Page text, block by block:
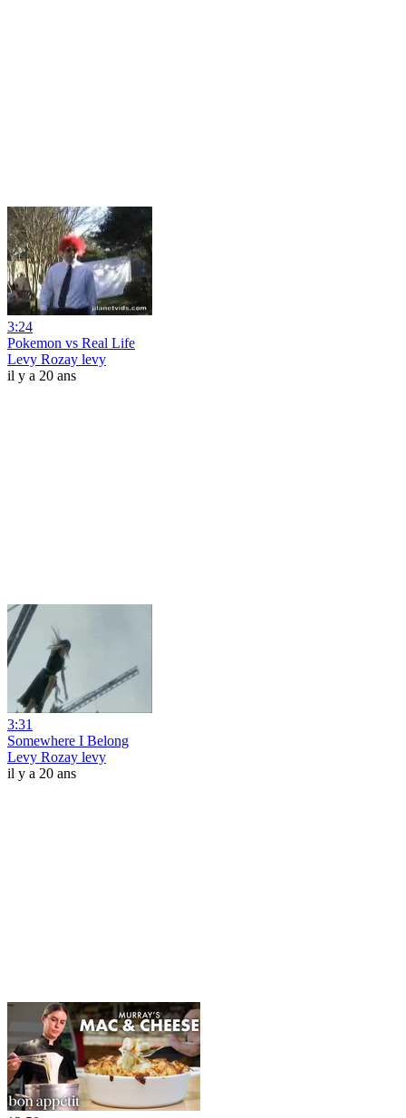
3:24
Pokemon vs Real Life
Levy Rozay levy
il y a 20 ans
3:31
Somewhere I Belong
Levy Rozay levy
il y a 20 ans